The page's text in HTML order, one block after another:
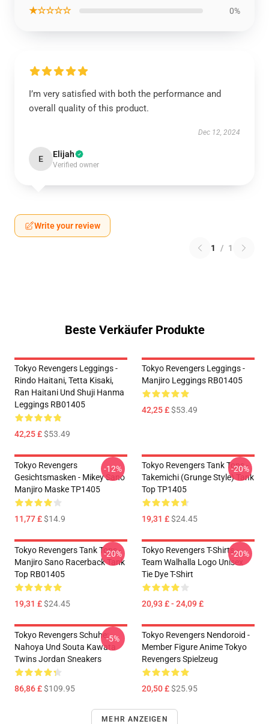
★☆☆☆☆ 0%
I’m very satisfied with both the performance and
overall quality of this product.
Dec 12, 2024
E Elijah
Verified owner
Write your review
1 / 1
Beste Verkäufer Produkte
Tokyo Revengers Leggings -
Rindo Haitani, Tetta Kisaki,
Ran Haitani Und Shuji Hanma
Leggings RB01405
42,25 £$53.49
Tokyo Revengers Leggings -
Manjiro Leggings RB01405
42,25 £$53.49
Tokyo Revengers
Gesichtsmasken - Mikey Sano
Manjiro Maske TP1405
11,77 £$14.9
-12%
Tokyo Revengers Tank Tops -
Takemichi (Grunge Style) Tank
Top TP1405
19,31 £$24.45
-20%
Tokyo Revengers Tank Tops -
Manjiro Sano Racerback Tank
Top RB01405
19,31 £$24.45
-20%
Tokyo Revengers T-Shirts -
Team Walhalla Logo Unisex
Tie Dye T-Shirt
20,93 £ - 24,09 £
-20%
Tokyo Revengers Schuhe:
Nahoya Und Souta Kawata
Twins Jordan Sneakers
86,86 £$109.95
-5%
Tokyo Revengers Nendoroid -
Member Figure Anime Tokyo
Revengers Spielzeug
20,50 £$25.95
MEHR ANZEIGEN